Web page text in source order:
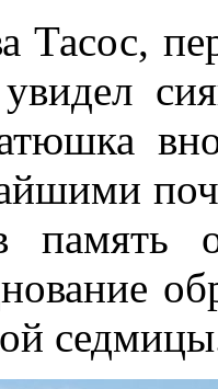
Тасос,
память